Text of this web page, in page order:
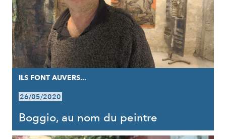
ILS FONT AUVERS...
26/05/2020
Boggio, au nom du peintre